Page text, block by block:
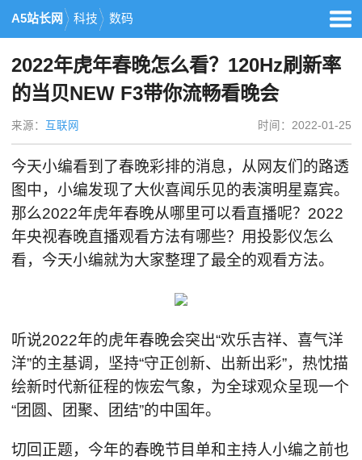
A5站长网 科技 数码
2022年虎年春晚怎么看？120Hz刷新率
的当贝NEW F3带你流畅看晚会
来源： 互联网 时间：2022-01-25
今天小编看到了春晚彩排的消息，从网友们的路透
图中，小编发现了大伙喜闻乐见的表演明星嘉宾。
那么2022年虎年春晚从哪里可以看直播呢？2022
年央视春晚直播观看方法有哪些？用投影仪怎么
看，今天小编就为大家整理了最全的观看方法。
听说2022年的虎年春晚会突出“欢乐吉祥、喜气洋
洋”的主基调，坚持“守正创新、出新出彩”，热忱描
绘新时代新征程的恢宏气象，为全球观众呈现一个
“团圆、团聚、团结”的中国年。
切回正题，今年的春晚节目单和主持人小编之前也